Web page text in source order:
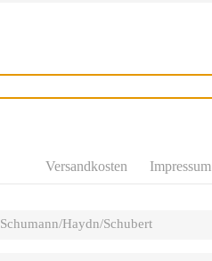
Impressum
Versandkosten
Schumann/Haydn/Schubert